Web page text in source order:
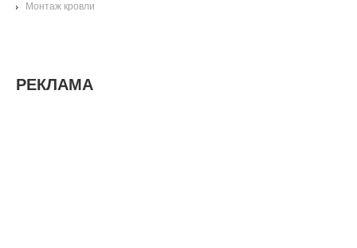
Монтаж кровли
РЕКЛАМА